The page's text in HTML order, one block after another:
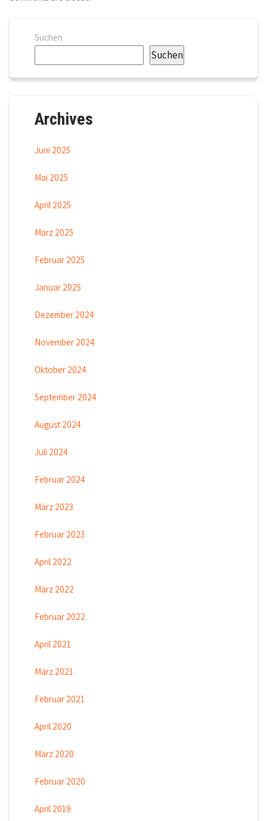
Suchen
Suchen
Archives
Juni 2025
Mai 2025
April 2025
März 2025
Februar 2025
Januar 2025
Dezember 2024
November 2024
Oktober 2024
September 2024
August 2024
Juli 2024
Februar 2024
März 2023
Februar 2023
April 2022
März 2022
Februar 2022
April 2021
März 2021
Februar 2021
April 2020
März 2020
Februar 2020
April 2019